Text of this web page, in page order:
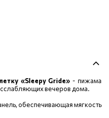
«Sleepy Gride» - пижама
вечеров дома.
обеспечивающая мягкость